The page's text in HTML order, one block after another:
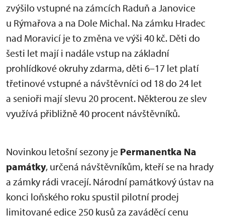
zvýšilo vstupné na zámcích Raduň a Janovice
u Rýmařova a na Dole Michal. Na zámku Hradec
nad Moravicí je to změna ve výši 40 kč. Děti do
šesti let mají i nadále vstup na základní
prohlídkové okruhy zdarma, děti 6–17 let platí
třetinové vstupné a návštěvníci od 18 do 24 let
a senioři mají slevu 20 procent. Některou ze slev
využívá přibližně 40 procent návštěvníků.
Novinkou letošní sezony je Permanentka Na
památky, určená návštěvníkům, kteří se na hrady
a zámky rádi vracejí. Národní památkový ústav na
konci loňského roku spustil pilotní prodej
limitované edice 250 kusů za zaváděcí cenu